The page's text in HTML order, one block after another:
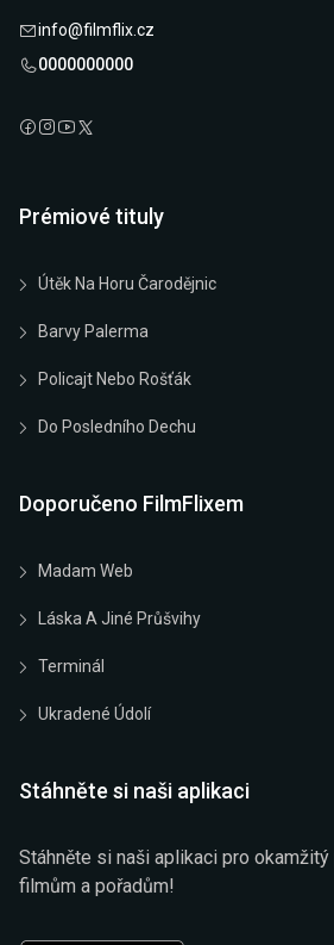
info@filmflix.cz
0000000000
Prémiové tituly
Útěk Na Horu Čarodějnic
Barvy Palerma
Policajt Nebo Rošťák
Do Posledního Dechu
Doporučeno FilmFlixem
Madam Web
Láska A Jiné Průšvihy
Terminál
Ukradené Údolí
Stáhněte si naši aplikaci
Stáhněte si naši aplikaci pro
filmům a pořadům!